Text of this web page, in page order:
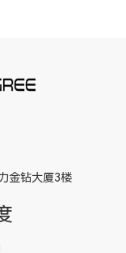
金钻大厦3楼